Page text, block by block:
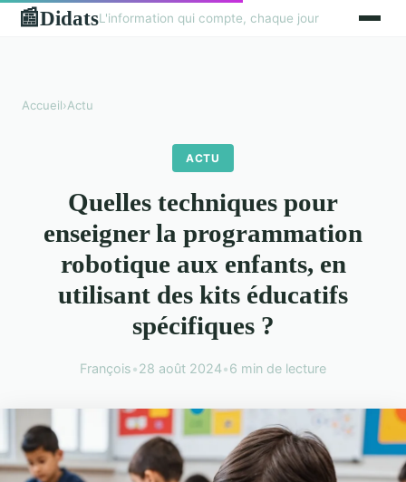
📰DidatsL'information qui compte, chaque jour
Accueil›Actu
ACTU
Quelles techniques pour
enseigner la programmation
robotique aux enfants, en
utilisant des kits éducatifs
spécifiques ?
François•28 août 2024•6 min de lecture